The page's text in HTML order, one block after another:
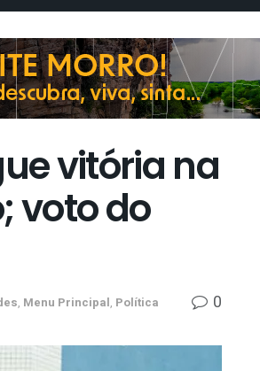
vitória na
voto do
, Menu Principal, Política 0